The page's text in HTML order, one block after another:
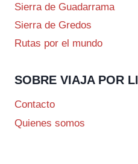
Sierra de Guadarrama
Sierra de Gredos
Rutas por el mundo
SOBRE VIAJA POR
Contacto
Quienes somos